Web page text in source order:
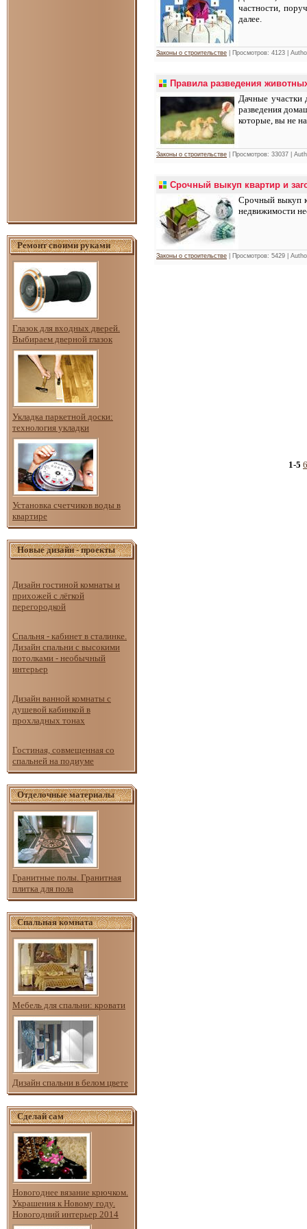
Ремонт своими руками
Глазок для входных дверей.
Выбираем дверной глазок
Укладка паркетной доски:
технология укладки
Установка счетчиков воды в
квартире
Новые дизайн - проекты
Дизайн гостиной комнаты и
прихожей с лёгкой
перегородкой
Спальня - кабинет в сталинке.
Дизайн спальни с высокими
потолками - необычный
интерьер
Дизайн ванной комнаты с
душевой кабинкой в
прохладных тонах
Гостиная, совмещенная со
спальней на подиуме
Отделочные материалы
Гранитные полы. Гранитная
плитка для пола
Спальная комната
Мебель для спальни: кровати
Дизайн спальни в белом цвете
Сделай сам
Новогоднее вязание крючком.
Украшения к Новому году.
Новогодний интерьер 2014
частности,
далее.
Законы о строительстве | Просмотров: 4123 |
Правила разведения
Дачные участки
разведения
которые, вы не
Законы о строительстве | Просмотров: 33037 |
Срочный выкуп квартир и
Срочный выкуп
недвижимости
Законы о строительстве | Просмотров: 5429 |
1-5